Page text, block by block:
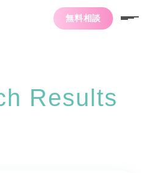
無料相談
Results